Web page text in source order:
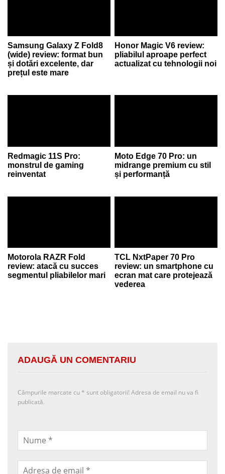
Samsung Galaxy Z Fold8
(wide) review: format bun
și dotări excelente, dar
prețul este mare
Honor Magic V6 review:
pliabilul aproape perfect
actualizat cu tehnologii noi
Redmagic 11S Pro:
monstrul de gaming
reinventat
Moto Edge 70 Pro: un
midrange premium cu stil
și performanță
Motorola RAZR Fold
review: atacă cu succes
segmentul pliabilelor mari
TCL NxtPaper 70 Pro
review: un smartphone cu
ecran mat care protejează
vederea
ADAUGĂ UN COMENTARIU
Câmpurile marcate cu * sunt obligatorii! Adresa de email nu va fi
publicată.